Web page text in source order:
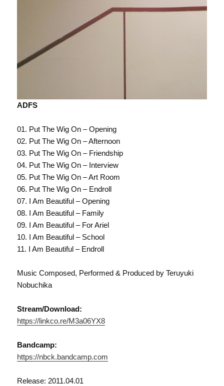
ADFS
01. Put The Wig On – Opening
02. Put The Wig On – Afternoon
03. Put The Wig On – Friendship
04. Put The Wig On – Interview
05. Put The Wig On – Art Room
06. Put The Wig On – Endroll
07. I Am Beautiful – Opening
08. I Am Beautiful – Family
09. I Am Beautiful – For Ariel
10. I Am Beautiful – School
11. I Am Beautiful – Endroll
Music Composed, Performed & Produced by Teruyuki
Nobuchika
Stream/Download:
https://linkco.re/M3a06YX8
Bandcamp:
https://nbck.bandcamp.com
Release: 2011.04.01